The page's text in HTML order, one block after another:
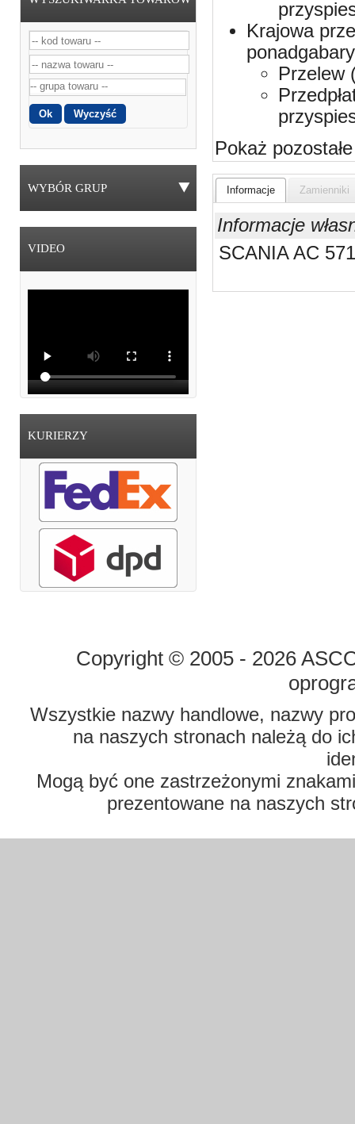
WYBÓR GRUP
VIDEO
KURIERZY
Krajowa
Przelew
Pokaż pozostałe
Informacje Zamienniki
Informacje
SCANIA AC
Copyright © 2005 - 2026
Wszystkie nazwy handlowe, nazwy
na naszych stronach należą do
Mogą być one zastrzeżonymi
prezentowane na naszych